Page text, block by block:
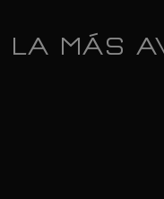
LA MÁS